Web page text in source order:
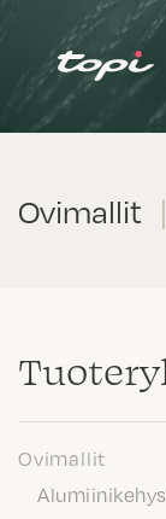
Ovimallit |
Ovimallit